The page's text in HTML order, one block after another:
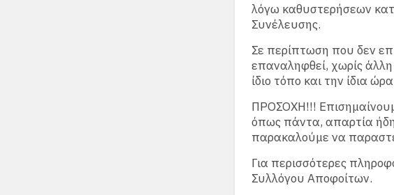
λόγω καθυστερήσεων
Συνέλευσης.
Σε περίπτωση που δεν
επαναληφθεί, χωρίς
ίδιο τόπο και την ίδια
ΠΡΟΣΟΧΗ!!!
όπως πάντα, απαρτία
παρακαλούμε να
Για περισσότερες
Συλλόγου Αποφοίτων.